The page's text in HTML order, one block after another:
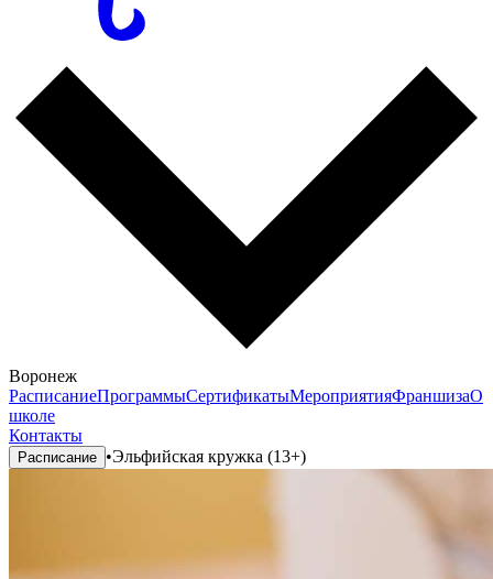
Воронеж
РасписаниеПрограммыСертификатыМероприятияФраншизаО
школе
Контакты
Расписание •Эльфийская кружка (13+)